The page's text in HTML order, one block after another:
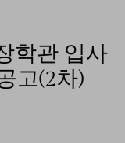
학관 입사
고(2차)